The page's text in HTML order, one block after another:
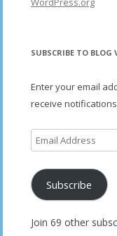
SUBSCRIBE TO BLOG
Enter your email
receive
Email
Address
Subscribe
Join 69 other